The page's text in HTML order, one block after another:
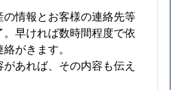
情報とお客様の連絡先等
早ければ数時間程度で依
がきます。
あれば、その内容も伝え